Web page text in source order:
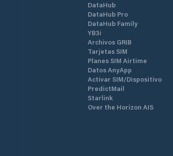
DataHub
DataHub Pro
DataHub Family
YB3i
Archivos GRIB
Tarjetas SIM
Planes SIM Airtime
Datos AnyApp
Activar SIM/Dispositivo
PredictMail
Starlink
Over the Horizon AIS